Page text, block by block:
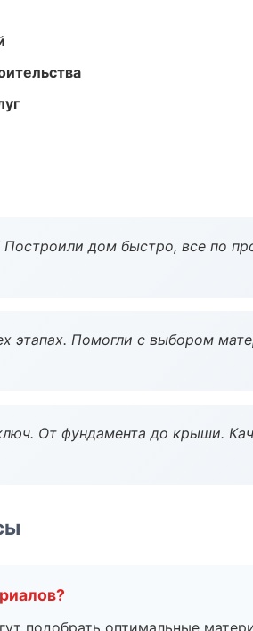
дом быстро, все по
этапах. Помогли с выбором
От фундамента до крыши.
подобрать оптимальные